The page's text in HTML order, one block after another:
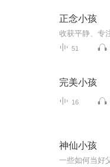
正念小孩
收获平静、专
51
完美小孩
16
神仙小孩
一些如何当好